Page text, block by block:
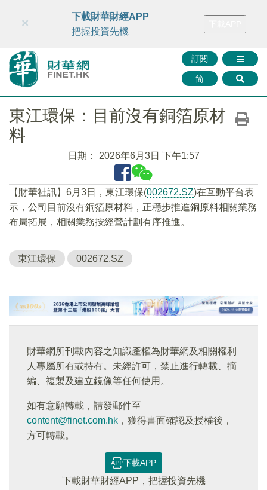
財華智庫網 FINTV FINMETA 財華證券 媒體矩陣
訂閱
简
×
下載財華財經APP
把握投資先機
東江環保：目前沒有銅箔原材
料
日期： 2026年6月3日 下午1:57
【財華社訊】6月3日，東江環保(002672.SZ)在互動平台表
示，公司目前沒有銅箔原材料，正穩步推進銅原料相關業務
布局拓展，相關業務按經營計劃有序推進。
東江環保 002672.SZ
財華網所刊載內容之知識產權為財華網及相關權利
人專屬所有或持有。未經許可，禁止進行轉載、摘
編、複製及建立鏡像等任何使用。
如有意願轉載，請發郵件至
content@finet.com.hk ，獲得書面確認及授權後，
方可轉載。
下載APP
下載財華財經APP，把握投資先機